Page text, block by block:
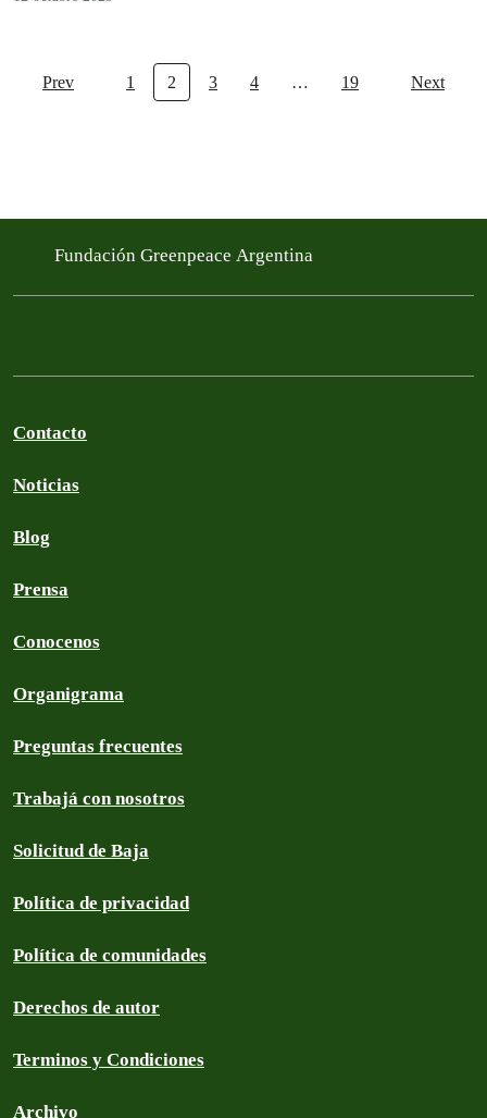
Prev 1 2 3 4 … 19 Next
Fundación Greenpeace Argentina
Contacto
Noticias
Blog
Prensa
Conocenos
Organigrama
Preguntas frecuentes
Trabajá con nosotros
Solicitud de Baja
Política de privacidad
Política de comunidades
Derechos de autor
Terminos y Condiciones
Archivo